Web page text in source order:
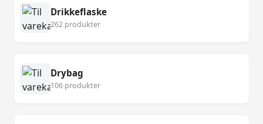
Drikkeflaske
262 produkter
Drybag
106 produkter